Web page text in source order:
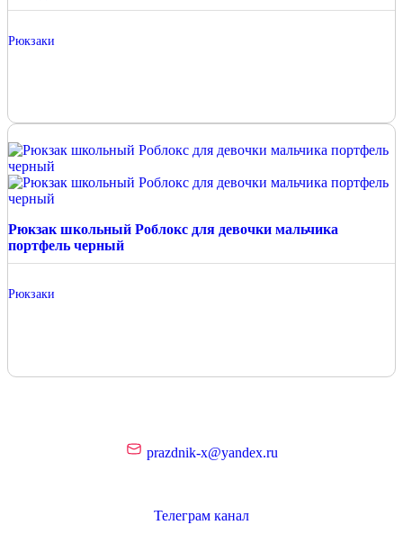
Рюкзаки
Рюкзак школьный Роблокс для девочки мальчика
портфель черный
Рюкзаки
prazdnik-x@yandex.ru
Телеграм канал